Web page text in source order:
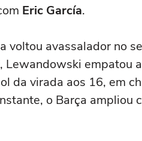
Eric García.
voltou avassalador no
Lewandowski empatou
da virada aos 16, em
o Barça ampliou